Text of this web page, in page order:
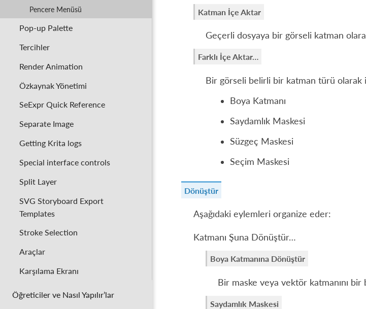
Pencere Menüsü
Pop-up Palette
Tercihler
Render Animation
Özkaynak Yönetimi
SeExpr Quick Reference
Separate Image
Getting Krita logs
Special interface controls
Split Layer
SVG Storyboard Export
Templates
Stroke Selection
Araçlar
Karşılama Ekranı
Öğreticiler ve Nasıl Yapılır’lar
Katman İçe Aktar
Geçerli dosyaya bir görseli katman
Farklı İçe Aktar…
Bir görseli belirli bir katman türü olarak
Boya Katmanı
Saydamlık Maskesi
Süzgeç Maskesi
Seçim Maskesi
Dönüştür
Aşağıdaki eylemleri organize eder:
Katmanı Şuna Dönüştür…
Boya Katmanına Dönüştür
Bir maske veya vektör katmanını
Saydamlık Maskesi